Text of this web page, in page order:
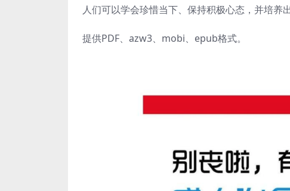
人们可以学会珍惜当下、保持积极心态，并培养
提供PDF、 azw3、 mobi、 epub格式。